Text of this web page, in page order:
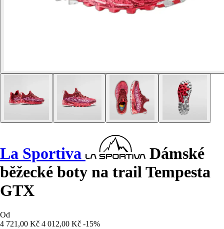
La Sportiva
Dámské
běžecké boty na trail Tempesta
GTX
Od
4 721,00 Kč 4 012,00 Kč -15%